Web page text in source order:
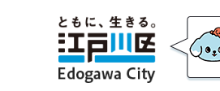
江戸川区